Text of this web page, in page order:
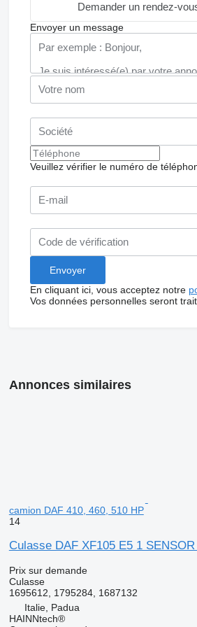
Demander un rendez-
Envoyer un message
Veuillez vérifier le numéro de
En cliquant ici, vous acceptez notre
Vos données personnelles seront
Annonces similaires
camion DAF 410, 460, 510 HP
14
Culasse DAF XF105 E5 1
Prix sur demande
Culasse
1695612, 1795284, 1687132
Italie, Padua
HAINNtech®